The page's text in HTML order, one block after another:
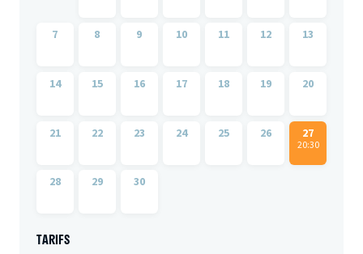
7 8 9 10 11 12 13
14 15 16 17 18 19 20
21 22 23 24 25 26 27
20:30
28 29 30
TARIFS